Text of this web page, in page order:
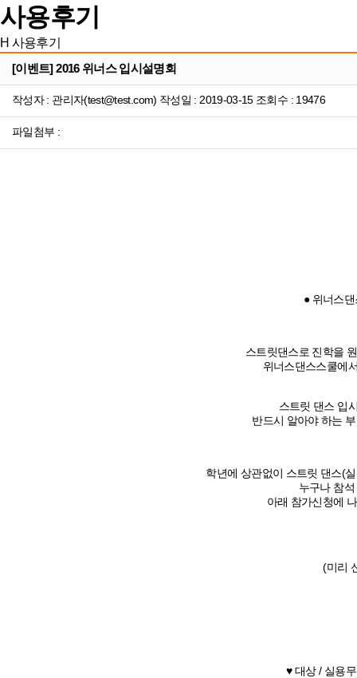
사용후기
H 사용후기
[이벤트] 2016 위너스 입시설명회
작성자 : 관리자(test@test.com) 작성일 : 2019-03-15 조회수 : 19476
파일첨부 :
● 위너스
스트릿댄스로 진학을
위너스댄스스쿨에
스트릿 댄스 입
반드시 알아야 하는
학년에 상관없이 스트릿 댄스(
누구나 참
아래 참가신청에
(미리
♥ 대상 / 실용